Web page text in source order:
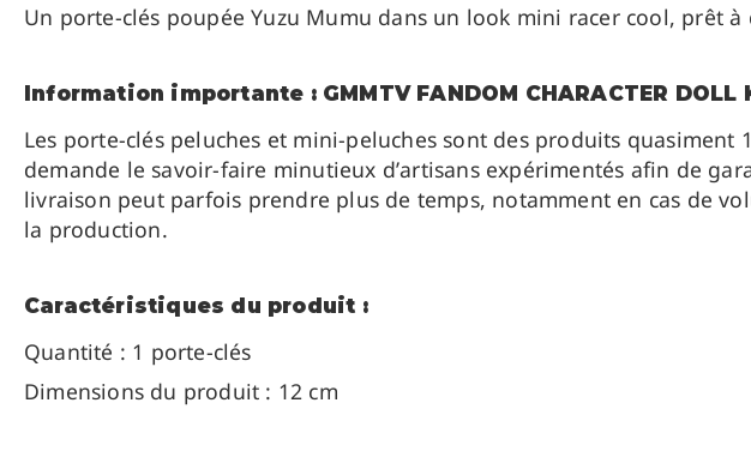
Un porte-clés poupée Yuzu Mumu dans un look mini racer cool, prêt à
Information importante : GMMTV FANDOM CHARACTER DOLL
Les porte-clés peluches et mini-peluches sont des produits
demande le savoir-faire minutieux d’artisans expérimentés afin de
livraison peut parfois prendre plus de temps, notamment en cas de
la production.
Caractéristiques du produit :
Quantité : 1 porte-clés
Dimensions du produit : 12 cm